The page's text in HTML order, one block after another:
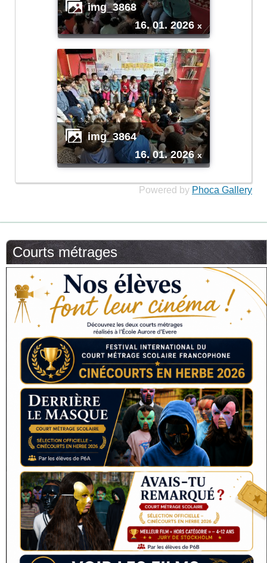
img_3868
16. 01. 2026 x
img_3864
16. 01. 2026x
Powered by Phoca Gallery
Courts métrages